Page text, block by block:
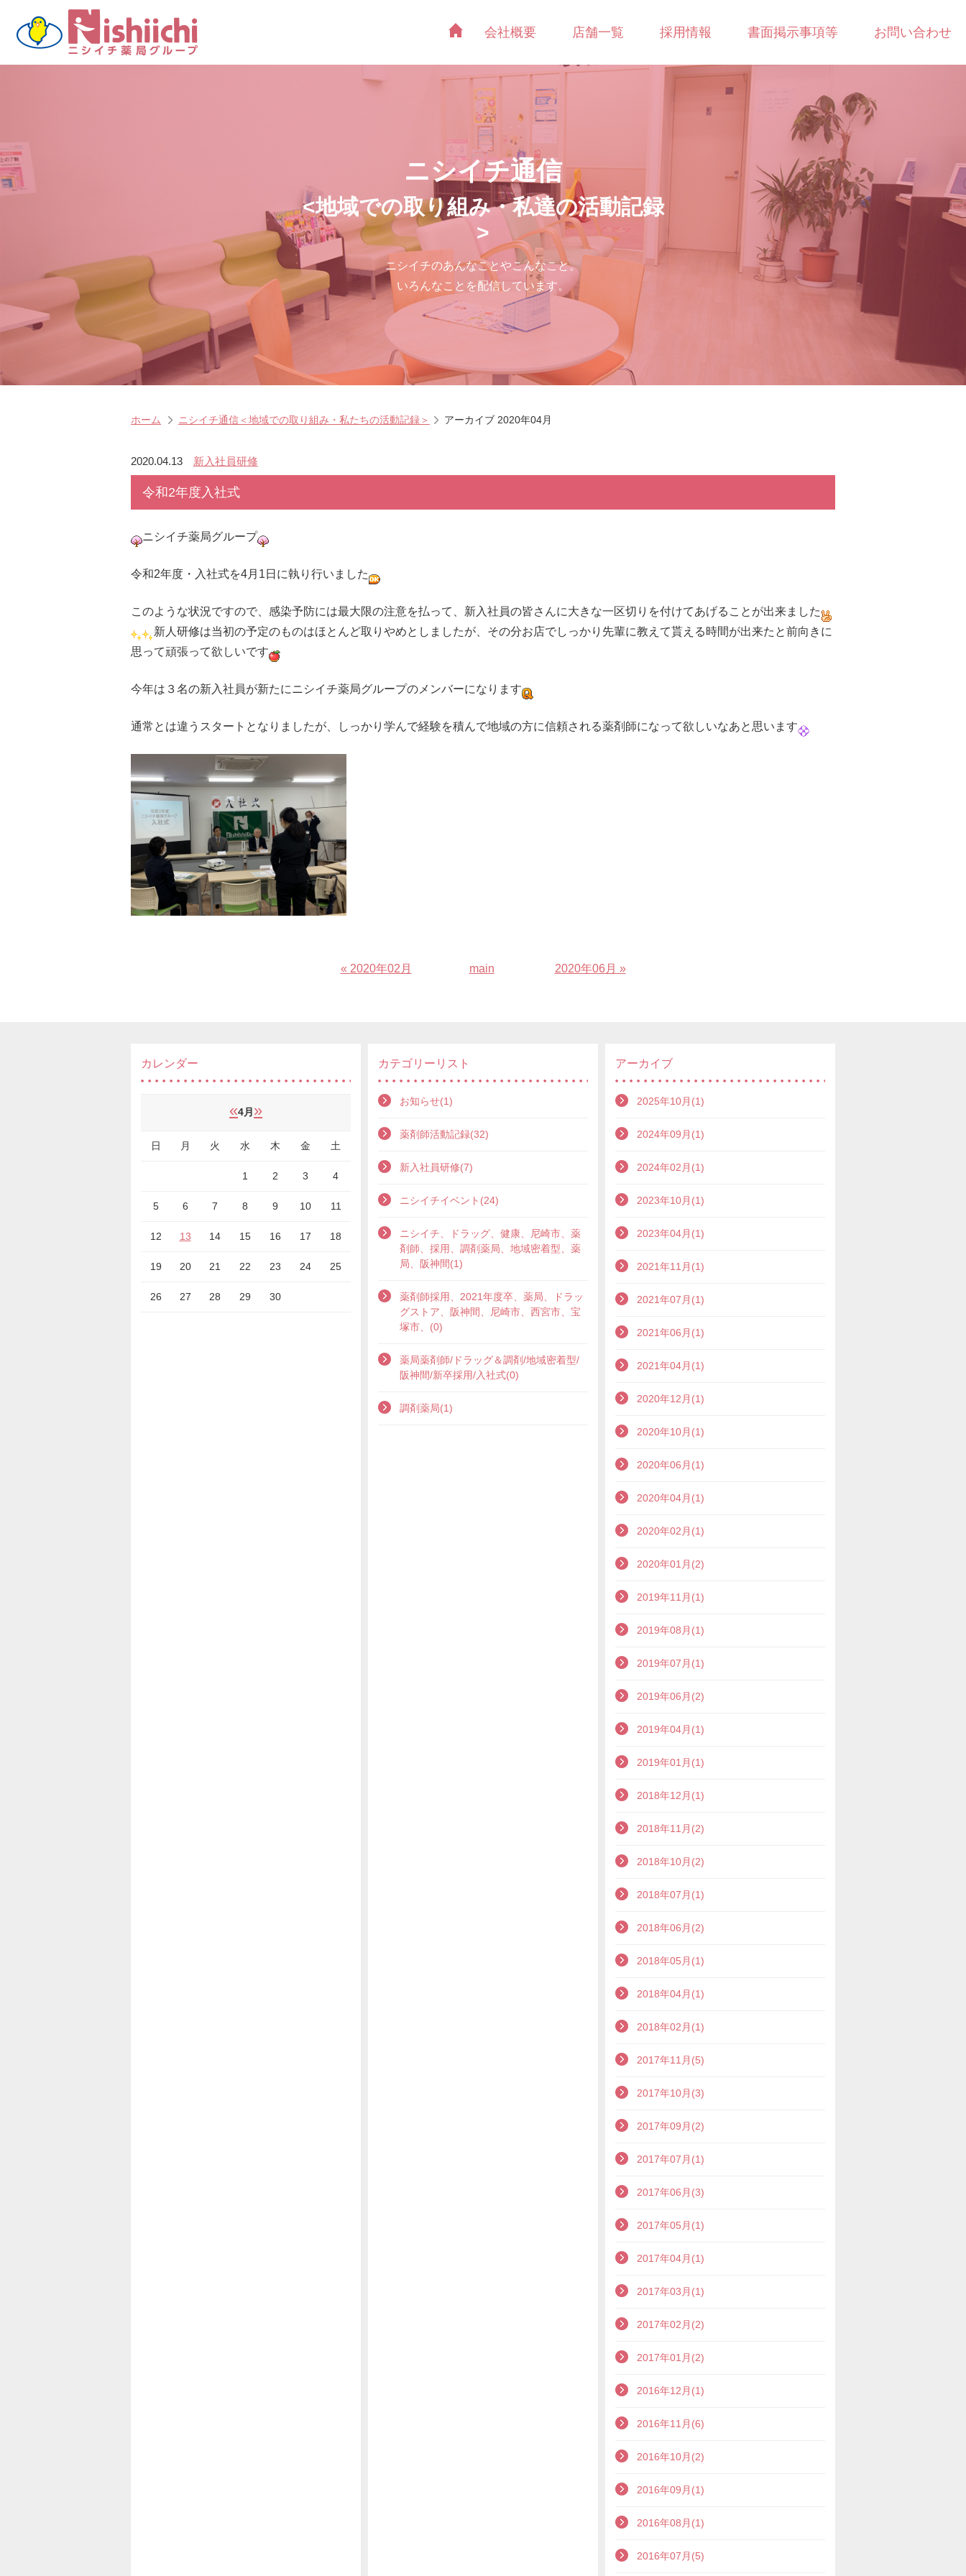
会社概要 店舗一覧 採用情報 書面掲示事項等 お問い合わせ
ニシイチ通信
<地域での取り組み・私達の活動記録
>
ニシイチのあんなことやこんなこと。
いろんなことを配信しています。
ホーム ニシイチ通信＜地域での取り組み・私たちの活動記録＞ アーカイブ 2020年04月
2020.04.13 新入社員研修
令和2年度入社式
ニシイチ薬局グループ
令和2年度・入社式を4月1日に執り行いました
このような状況ですので、感染予防には最大限の注意を払って、新入社員の皆さんに大きな一区切りを付けてあげることが出来ました
新人研修は当初の予定のものはほとんど取りやめとしましたが、その分お店でしっかり先輩に教えて貰える時間が出来たと前向きに
思って頑張って欲しいです
今年は３名の新入社員が新たにニシイチ薬局グループのメンバーになります
通常とは違うスタートとなりましたが、しっかり学んで経験を積んで地域の方に信頼される薬剤師になって欲しいなあと思います
« 2020年02月 main 2020年06月 »
カレンダー
«4月 »
日 月 火 水 木 金 土
1 2 3 4
5 6 7 8 9 10 11
12 13 14 15 16 17 18
19 20 21 22 23 24 25
26 27 28 29 30
カテゴリーリスト
お知らせ(1)
薬剤師活動記録(32)
新入社員研修(7)
ニシイチイベント(24)
ニシイチ、ドラッグ、健康、尼崎市、薬
剤師、採用、調剤薬局、地域密着型、薬
局、阪神間(1)
薬剤師採用、2021年度卒、薬局、ドラッ
グストア、阪神間、尼崎市、西宮市、宝
塚市、(0)
薬局薬剤師/ドラッグ＆調剤/地域密着型/
阪神間/新卒採用/入社式(0)
調剤薬局(1)
アーカイブ
2025年10月(1)
2024年09月(1)
2024年02月(1)
2023年10月(1)
2023年04月(1)
2021年11月(1)
2021年07月(1)
2021年06月(1)
2021年04月(1)
2020年12月(1)
2020年10月(1)
2020年06月(1)
2020年04月(1)
2020年02月(1)
2020年01月(2)
2019年11月(1)
2019年08月(1)
2019年07月(1)
2019年06月(2)
2019年04月(1)
2019年01月(1)
2018年12月(1)
2018年11月(2)
2018年10月(2)
2018年07月(1)
2018年06月(2)
2018年05月(1)
2018年04月(1)
2018年02月(1)
2017年11月(5)
2017年10月(3)
2017年09月(2)
2017年07月(1)
2017年06月(3)
2017年05月(1)
2017年04月(1)
2017年03月(1)
2017年02月(2)
2017年01月(2)
2016年12月(1)
2016年11月(6)
2016年10月(2)
2016年09月(1)
2016年08月(1)
2016年07月(5)